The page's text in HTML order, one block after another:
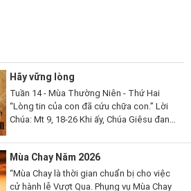
Hãy vững lòng
Tuần 14 - Mùa Thường Niên - Thứ Hai
“Lòng tin của con đã cứu chữa con.” Lời
Chúa: Mt 9, 18-26 Khi ấy, Chúa Giêsu đang
mà thưa...
Mùa Chay Năm 2026
“Mùa Chay là thời gian chuẩn bị cho việc
cử hành lễ Vượt Qua. Phụng vụ Mùa Chay